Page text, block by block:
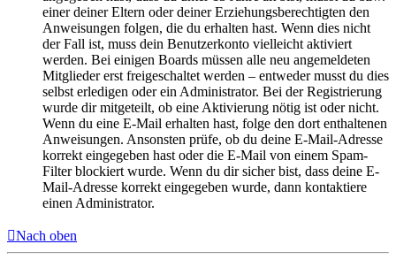
einer deiner Eltern oder deiner Erziehungsberechtigten den
Anweisungen folgen, die du erhalten hast. Wenn dies nicht
der Fall ist, muss dein Benutzerkonto vielleicht aktiviert
werden. Bei einigen Boards müssen alle neu angemeldeten
Mitglieder erst freigeschaltet werden – entweder musst du dies
selbst erledigen oder ein Administrator. Bei der Registrierung
wurde dir mitgeteilt, ob eine Aktivierung nötig ist oder nicht.
Wenn du eine E-Mail erhalten hast, folge den dort enthaltenen
Anweisungen. Ansonsten prüfe, ob du deine E-Mail-Adresse
korrekt eingegeben hast oder die E-Mail von einem Spam-
Filter blockiert wurde. Wenn du dir sicher bist, dass deine E-
Mail-Adresse korrekt eingegeben wurde, dann kontaktiere
einen Administrator.
Nach oben